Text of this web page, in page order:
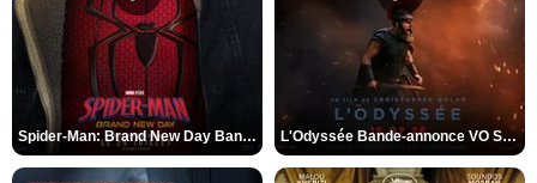
Spider-Man: Brand New Day Bande-annonce VO STFR L'Odyssée Bande-annonce VO STFR